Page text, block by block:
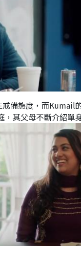
備態度，而Kumail
其父母不斷介紹單